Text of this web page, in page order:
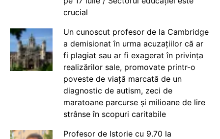
crucial
Un cunoscut profesor de la Cambridge
a demisionat în urma acuzațiilor că ar
fi plagiat sau ar fi exagerat în privința
realizărilor sale, promovate printr-o
poveste de viață marcată de un
diagnostic de autism, zeci de
maratoane parcurse și milioane de lire
strânse în scopuri caritabile
Profesor de Istorie cu 9.70 la